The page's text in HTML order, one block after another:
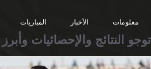
معلومات الأخبار المباريات
توجو النتائج والإحصائيات